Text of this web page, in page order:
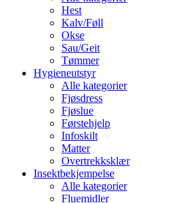
Hest
Kalv/Føll
Okse
Sau/Geit
Tømmer
Hygieneutstyr
Alle kategorier
Fjøsdress
Fjøslue
Førstehjelp
Infoskilt
Matter
Overtrekksklær
Insektbekjempelse
Alle kategorier
Fluemidler